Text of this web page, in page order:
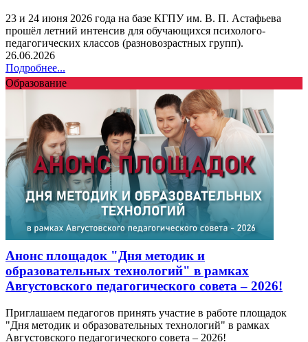
23 и 24 июня 2026 года на базе КГПУ им. В. П. Астафьева
прошёл летний интенсив для обучающихся психолого-
педагогических классов (разновозрастных групп).
26.06.2026
Подробнее...
Образование
Анонс площадок "Дня методик и
образовательных технологий" в рамках
Августовского педагогического совета – 2026!
Приглашаем педагогов принять участие в работе площадок
"Дня методик и образовательных технологий" в рамках
Августовского педагогического совета – 2026!